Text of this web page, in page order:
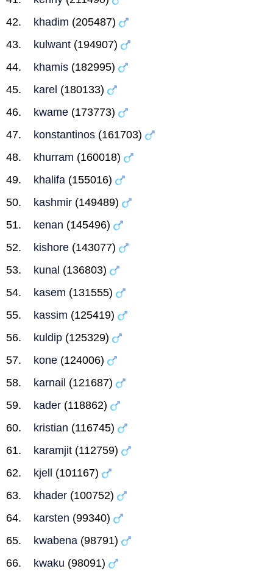
khadim (205487)
kulwant (194907)
khamis (182995)
karel (180133)
kwame (173773)
konstantinos (161703)
khurram (160018)
khalifa (155016)
kashmir (149489)
kenan (145496)
kishore (143077)
kunal (136803)
kasem (131555)
kassim (125419)
kuldip (125329)
kone (124006)
karnail (121687)
kader (118862)
kristian (116745)
karamjit (112759)
kjell
(101167)
khader (100752)
karsten (99340)
kwabena (98791)
kwaku (98091)